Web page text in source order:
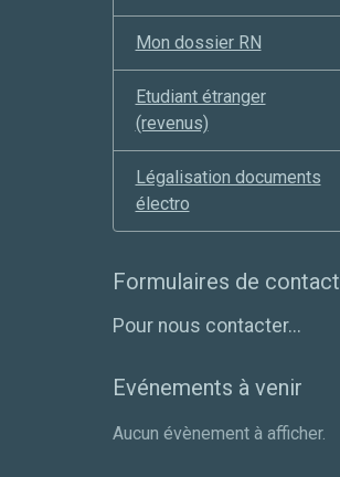
Mon dossier RN
Etudiant étranger
(revenus)
Légalisation documents
électro
Formulaires de contact
Pour nous contacter...
Evénements à venir
Aucun évènement à afficher.